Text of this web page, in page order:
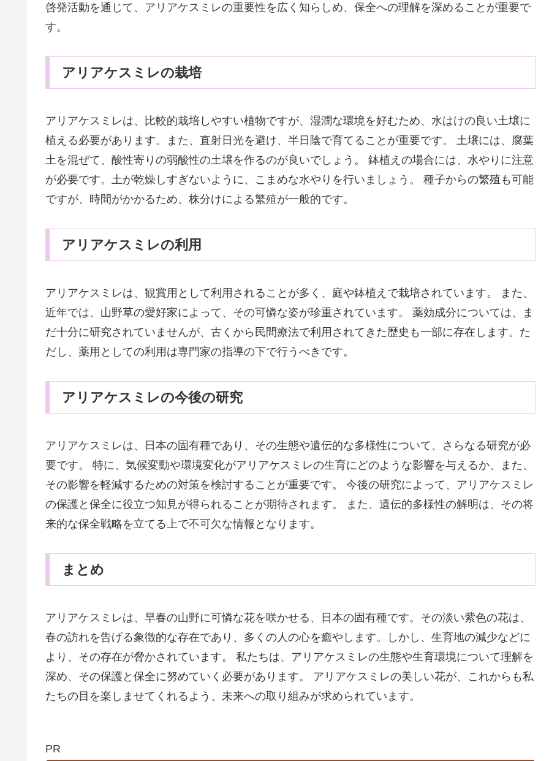
啓発活動を通じて、アリアケスミレの重要性を広く知らしめ、保全への理解を深めることが重要で
す。
アリアケスミレの栽培
アリアケスミレは、比較的栽培しやすい植物ですが、湿潤な環境を好むため、水はけの良い土壌に
植える必要があります。また、直射日光を避け、半日陰で育てることが重要です。 土壌には、腐葉
土を混ぜて、酸性寄りの弱酸性の土壌を作るのが良いでしょう。 鉢植えの場合には、水やりに注意
が必要です。土が乾燥しすぎないように、こまめな水やりを行いましょう。 種子からの繁殖も可能
ですが、時間がかかるため、株分けによる繁殖が一般的です。
アリアケスミレの利用
アリアケスミレは、観賞用として利用されることが多く、庭や鉢植えで栽培されています。 また、
近年では、山野草の愛好家によって、その可憐な姿が珍重されています。 薬効成分については、ま
だ十分に研究されていませんが、古くから民間療法で利用されてきた歴史も一部に存在します。た
だし、薬用としての利用は専門家の指導の下で行うべきです。
アリアケスミレの今後の研究
アリアケスミレは、日本の固有種であり、その生態や遺伝的な多様性について、さらなる研究が必
要です。 特に、気候変動や環境変化がアリアケスミレの生育にどのような影響を与えるか、また、
その影響を軽減するための対策を検討することが重要です。 今後の研究によって、アリアケスミレ
の保護と保全に役立つ知見が得られることが期待されます。 また、遺伝的多様性の解明は、その将
来的な保全戦略を立てる上で不可欠な情報となります。
まとめ
アリアケスミレは、早春の山野に可憐な花を咲かせる、日本の固有種です。その淡い紫色の花は、
春の訪れを告げる象徴的な存在であり、多くの人の心を癒やします。しかし、生育地の減少などに
より、その存在が脅かされています。 私たちは、アリアケスミレの生態や生育環境について理解を
深め、その保護と保全に努めていく必要があります。 アリアケスミレの美しい花が、これからも私
たちの目を楽しませてくれるよう、未来への取り組みが求められています。
PR